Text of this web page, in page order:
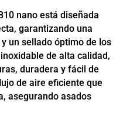
nano está diseñada
garantizando una
un sellado óptimo de los
de alta calidad,
duradera y fácil de
de aire eficiente que
asegurando asados